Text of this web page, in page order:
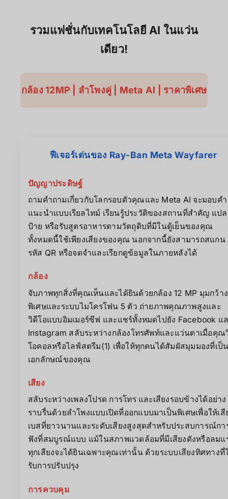
รวมแฟชั่นกับเทคโนโลยี AI ในแว่น
เดียว!
กล้อง 12MP | ลำโพงคู่ | Meta AI | ราคาพิเศษ
ฟีเจอร์เด่นของ Ray-Ban Meta Wayfarer
ปัญญาประดิษฐ์
ถามคำถามเกี่ยวกับโลกรอบตัวคุณและ Meta AI จะมอบคำ
แนะนำแบบเรียลไทม์ เรียนรู้ประวัติของสถานที่สำคัญ แปล
ป้าย หรือรับสูตรอาหารตามวัตถุดิบที่มีในตู้เย็นของคุณ
ทั้งหมดนี้ใช้เพียงเสียงของคุณ นอกจากนี้ยังสามารถสแกน
รหัส QR หรือจดจำและเรียกดูข้อมูลในภายหลังได้
กล้อง
จับภาพทุกสิ่งที่คุณเห็นและได้ยินด้วยกล้อง 12 MP มุมกว้าง
พิเศษและระบบไมโครโฟน 5 ตัว ถ่ายภาพคุณภาพสูงและ
วิดีโอแบบอิมเมอร์ซีฟ และแชร์ทั้งหมดไปยัง Facebook แ
Instagram สลับระหว่างกล้องโทรศัพท์และแว่นตาเมื่อคุณ
โอคอลหรือไลฟ์สตรีม(1) เพื่อให้ทุกคนได้สัมผัสมุมมองที่เป็
เอกลักษณ์ของคุณ
เสียง
สลับระหว่างเพลงโปรด การโทร และเสียงรอบข้างได้อย่าง
ราบรื่นด้วยลำโพงแบบเปิดที่ออกแบบมาเป็นพิเศษเพื่อให้เสี
เบสที่ยาวนานและระดับเสียงสูงสุดสำหรับประสบการณ์กา
ฟังที่สมบูรณ์แบบ แม้ในสภาพแวดล้อมที่มีเสียงดังหรือลมแ
ทุกเสียงจะได้ยินเฉพาะคุณเท่านั้น ด้วยระบบเสียงทิศทางที่
รับการปรับปรุง
การควบคุม